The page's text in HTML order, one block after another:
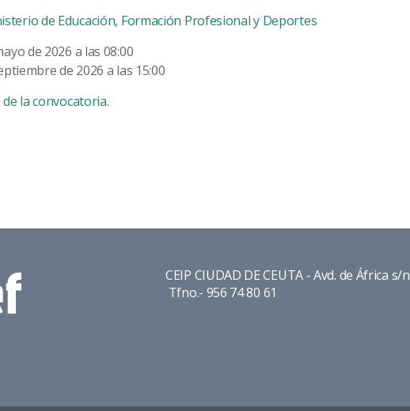
de Educación, Formación Profesional y Deportes
de 2026 a las 08:00
de 2026 a las 15:00
la convocatoria.
CEIP CIUDAD DE CEUTA - Avd. de África s/n
Tfno.- 956 74 80 61